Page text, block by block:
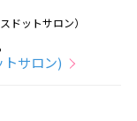
ドットサロン）
サロン)